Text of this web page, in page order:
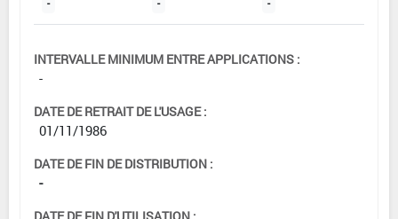
- - -
INTERVALLE MINIMUM ENTRE APPLICATIONS :
-
DATE DE RETRAIT DE L'USAGE :
01/11/1986
DATE DE FIN DE DISTRIBUTION :
-
DATE DE FIN D'UTILISATION :